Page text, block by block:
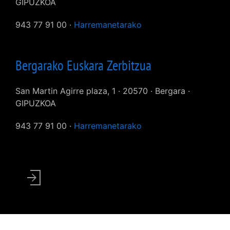
943 77 91 00 · Harremanetarako
Bergarako Euskara Zerbitzua
San Martin Agirre plaza, 1 · 20570 · Bergara ·
GIPUZKOA
943 77 91 00 · Harremanetarako
User
account